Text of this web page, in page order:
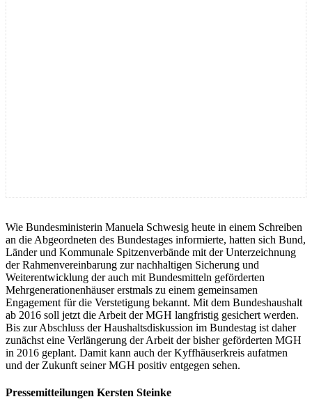
Wie Bundesministerin Manuela Schwesig heute in einem Schreiben
an die Abgeordneten des Bundestages informierte, hatten sich Bund,
Länder und Kommunale Spitzenverbände mit der Unterzeichnung
der Rahmenvereinbarung zur nachhaltigen Sicherung und
Weiterentwicklung der auch mit Bundesmitteln geförderten
Mehrgenerationenhäuser erstmals zu einem gemeinsamen
Engagement für die Verstetigung bekannt. Mit dem Bundeshaushalt
ab 2016 soll jetzt die Arbeit der MGH langfristig gesichert werden.
Bis zur Abschluss der Haushaltsdiskussion im Bundestag ist daher
zunächst eine Verlängerung der Arbeit der bisher geförderten MGH
in 2016 geplant. Damit kann auch der Kyffhäuserkreis aufatmen
und der Zukunft seiner MGH positiv entgegen sehen.
Pressemitteilungen Kersten Steinke